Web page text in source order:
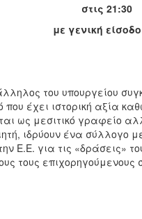
στις 21:30
με γενική
του υπουργείου
έχει ιστορική αξία
ως μεσιτικό γραφείο
ιδρύουν ένα σύλλογο
Ε.Ε. για τις
τους επιχορηγούμενους